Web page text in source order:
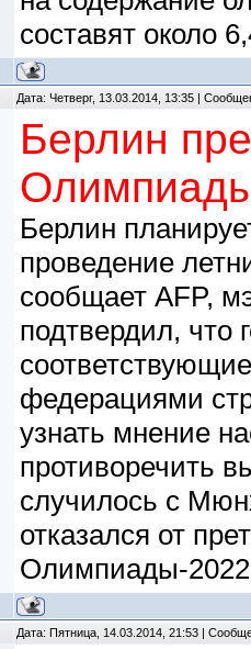
составят около
Дата: Четверг, 13.03.2014, 13:35 |
Берлин
Берлин
проведение
сообщает AFP,
подтвердил, что
федерациями
узнать мнение
противоречить
случилось с
отказался от
Олимпиады-
Дата: Пятница, 14.03.2014, 21:53 |